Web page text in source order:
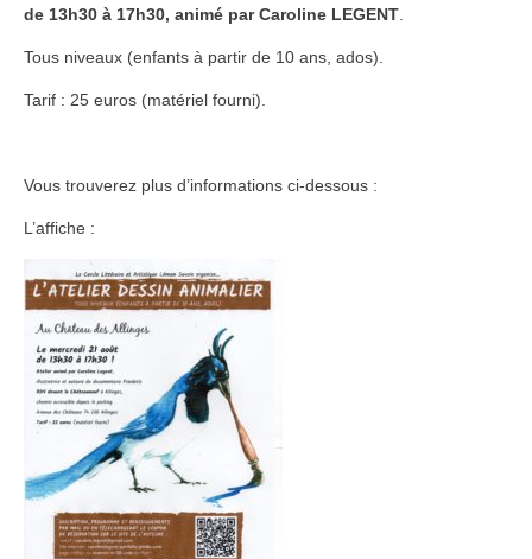
de 13h30 à 17h30, animé par Caroline LEGENT
Tous niveaux (enfants à partir de 10 ans, ados).
Tarif : 25 euros (matériel fourni).
Vous trouverez plus d’informations ci-dessous :
L’affiche :